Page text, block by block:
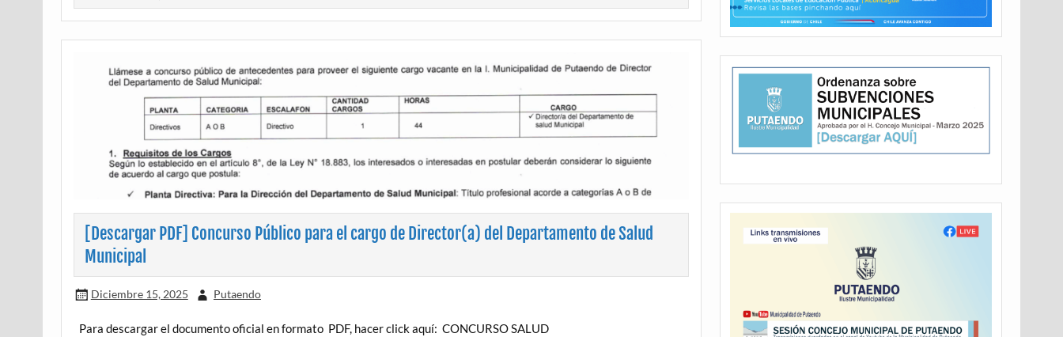
[Descargar PDF] Concurso Público para el cargo de Director(a) del Departamento de Salud
Municipal
Diciembre 15, 2025 Putaendo
Para descargar el documento oficial en formato PDF, hacer click aquí: CONCURSO SALUD